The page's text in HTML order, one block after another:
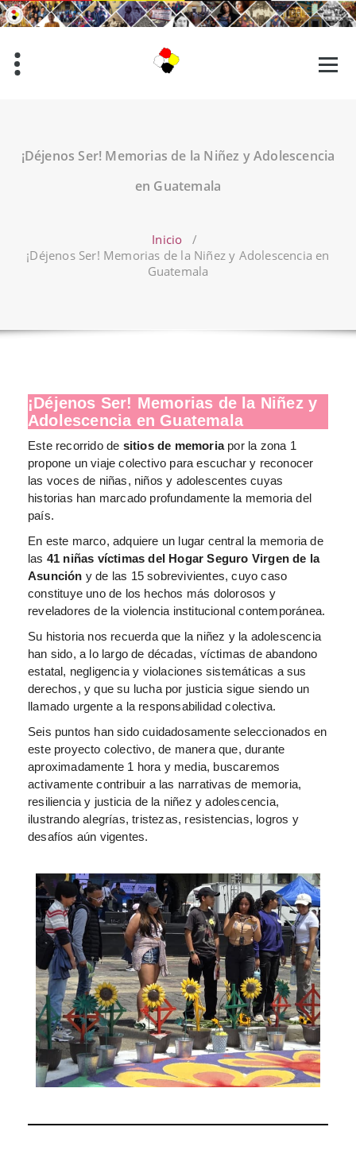
Saltar
al
¡Déjenos Ser! Memorias de la Niñez y Adolescencia
en Guatemala
Inicio /
¡Déjenos Ser! Memorias de la Niñez y Adolescencia en
Guatemala
¡Déjenos Ser! Memorias de la Niñez y
Adolescencia en Guatemala
Este recorrido de sitios de memoriapor la zona 1
propone un viaje colectivo para escuchar y reconocer
las voces de niñas, niños y adolescentes cuyas
historias han marcado profundamente la memoria del
país.
En este marco, adquiere un lugar central la memoria de
las 41 niñas víctimas del Hogar Seguro Virgen de la
Asunción y de las 15 sobrevivientes, cuyo caso
constituye uno de los hechos más dolorosos y
reveladores de la violencia institucional contemporánea.
Su historia nos recuerda que la niñez y la adolescencia
han sido, a lo largo de décadas, víctimas de abandono
estatal, negligencia y violaciones sistemáticas a sus
derechos, y que su lucha por justicia sigue siendo un
llamado urgente a la responsabilidad colectiva.
Seis puntos han sido cuidadosamente seleccionados en
este proyecto colectivo, de manera que, durante
aproximadamente 1 hora y media, buscaremos
activamente contribuir a las narrativas de memoria,
resiliencia y justicia de la niñez y adolescencia,
ilustrando alegrías, tristezas, resistencias, logros y
desafíos aún vigentes.